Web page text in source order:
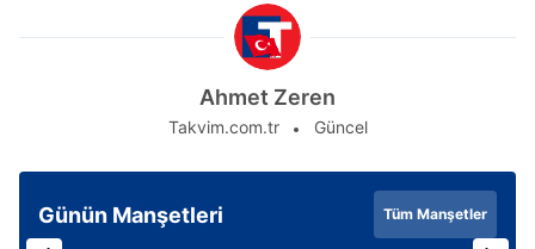
Ahmet Zeren
Takvim.com.tr Güncel
Günün Manşetleri Tüm Manşetler